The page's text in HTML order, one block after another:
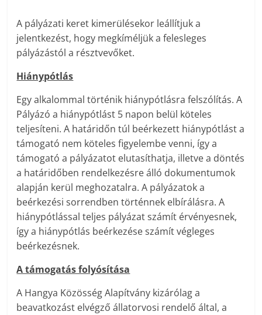
A pályázati keret kimerülésekor leállítjuk a
jelentkezést, hogy megkíméljük a felesleges
pályázástól a résztvevőket.
Hiánypótlás
Egy alkalommal történik hiánypótlásra felszólítás. A
Pályázó a hiánypótlást 5 napon belül köteles
teljesíteni. A határidőn túl beérkezett hiánypótlást a
támogató nem köteles figyelembe venni, így a
támogató a pályázatot elutasíthatja, illetve a döntés
a határidőben rendelkezésre álló dokumentumok
alapján kerül meghozatalra. A pályázatok a
beérkezési sorrendben történnek elbírálásra. A
hiánypótlással teljes pályázat számít érvényesnek,
így a hiánypótlás beérkezése számít végleges
beérkezésnek.
A támogatás folyósítása
A Hangya Közösség Alapítvány kizárólag a
beavatkozást elvégző állatorvosi rendelő által, a